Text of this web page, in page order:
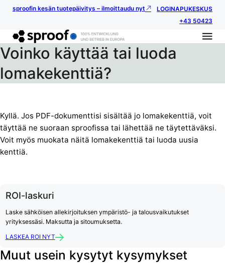
sproofin kesän tuotepäivitys – ilmoittaudu nyt LOGINAPUKESKUS
+43 50423
Voinko käyttää tai luoda
lomakekenttiä?
Kyllä. Jos PDF-dokumenttisi sisältää jo lomakekenttiä, voit
täyttää ne suoraan sproofissa tai lähettää ne täytettäväksi.
Voit myös muokata näitä lomakekenttiä tai luoda uusia
kenttiä.
ROI-laskuri
Laske sähköisen allekirjoituksen ympäristö- ja talousvaikutukset
yrityksessäsi. Maksutta ja sitoumuksetta.
LASKEA ROI NYT
Muut usein kysytyt kysymykset